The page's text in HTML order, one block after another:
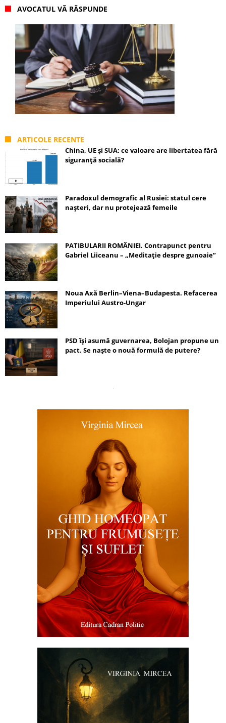
AVOCATUL VĂ RĂSPUNDE
ARTICOLE RECENTE
China, UE și SUA: ce valoare are libertatea fără
siguranță socială?
Paradoxul demografic al Rusiei: statul cere
nașteri, dar nu protejează femeile
PATIBULARII ROMÂNIEI. Contrapunct pentru
Gabriel Liiceanu – „Meditație despre gunoaie”
Noua Axă Berlin–Viena–Budapesta. Refacerea
Imperiului Austro-Ungar
PSD își asumă guvernarea, Bolojan propune un
pact. Se naște o nouă formulă de putere?